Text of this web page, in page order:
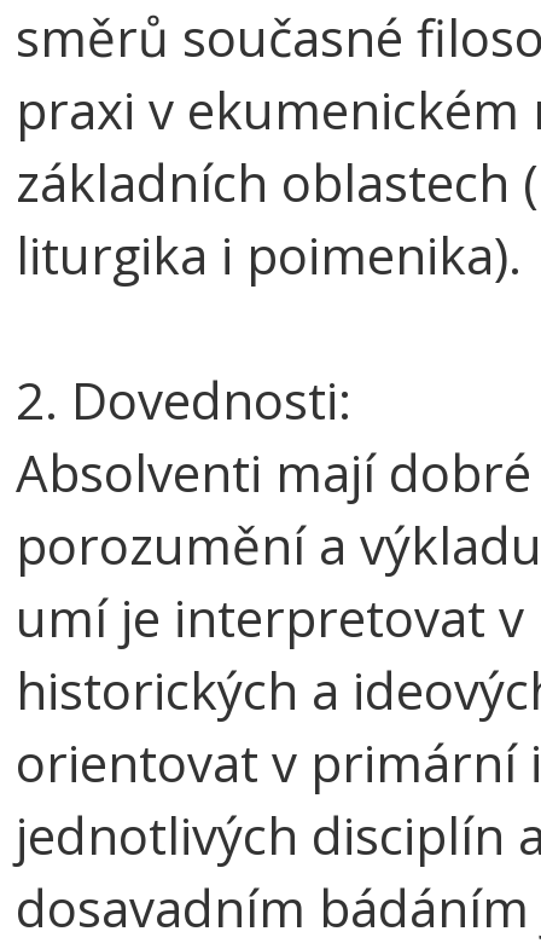
směrů současné
praxi v
základních oblastech
liturgika i poimenika).
2. Dovednosti:
Absolventi mají
porozumění a
umí je interpretovat
historických a
orientovat v primární
jednotlivých disciplín
dosavadním